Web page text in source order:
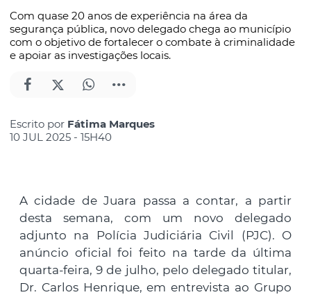
Com quase 20 anos de experiência na área da
segurança pública, novo delegado chega ao município
com o objetivo de fortalecer o combate à criminalidade
e apoiar as investigações locais.
Escrito por Fátima Marques
10 JUL 2025 - 15H40
A cidade de Juara passa a contar, a partir
desta semana, com um novo delegado
adjunto na Polícia Judiciária Civil (PJC). O
anúncio oficial foi feito na tarde da última
quarta-feira, 9 de julho, pelo delegado titular,
Dr. Carlos Henrique, em entrevista ao Grupo